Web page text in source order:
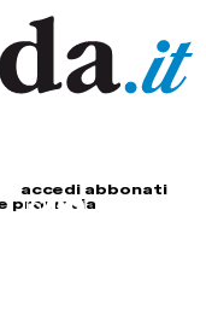
accedi abbonati
provincia